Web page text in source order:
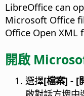
LibreOffice can
Microsoft Office
Office Open XML
開啟
選擇[檔案] - [